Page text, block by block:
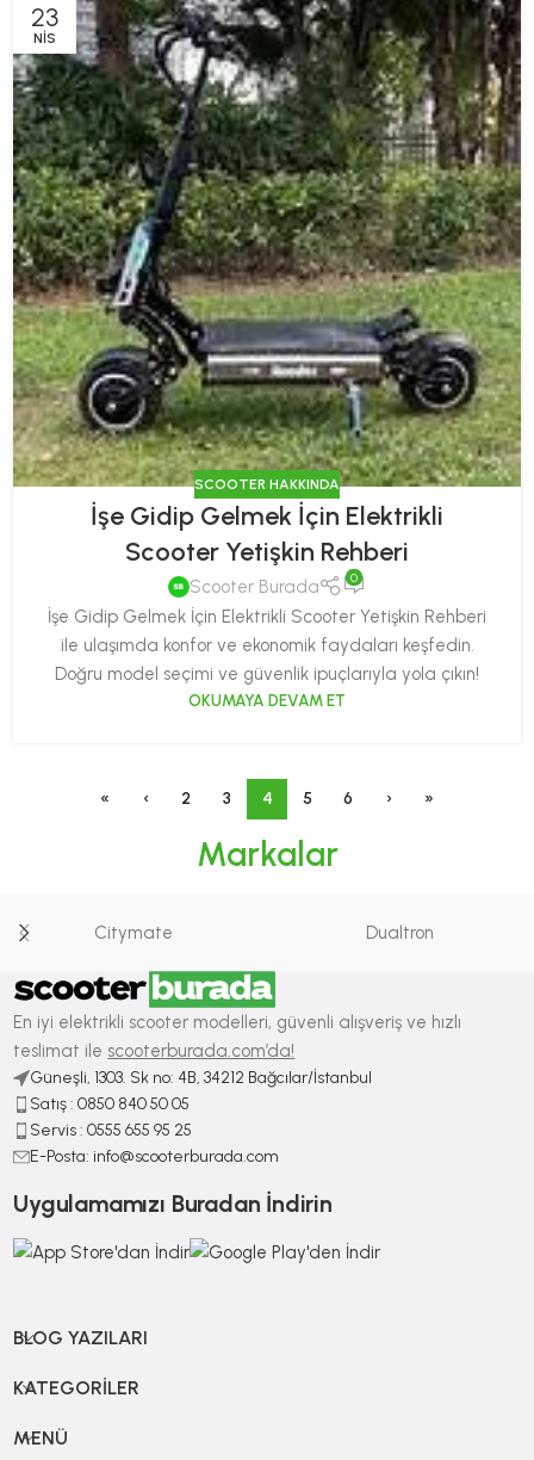
23
NIS
SCOOTER HAKKINDA
İşe Gidip Gelmek İçin Elektrikli
Scooter Yetişkin Rehberi
Scooter Burada 0
İşe Gidip Gelmek İçin Elektrikli Scooter Yetişkin Rehberi
ile ulaşımda konfor ve ekonomik faydaları keşfedin.
Doğru model seçimi ve güvenlik ipuçlarıyla yola çıkın!
OKUMAYA DEVAM ET
« ‹ 2 3 4 5 6 › »
Markalar
Citymate Dualtron
En iyi elektrikli scooter modelleri, güvenli alışveriş ve hızlı
teslimat ile scooterburada.com’da!
Güneşli, 1303. Sk no: 4B, 34212 Bağcılar/İstanbul
Satış : ⁠0850 840 50 05
Servis : 0555 655 95 25
E-Posta: info@scooterburada.com
Uygulamamızı Buradan İndirin
BLOG YAZILARI
KATEGORILER
MENÜ